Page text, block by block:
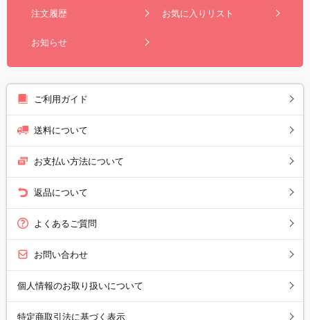
注文履歴 お気に入りリスト
お知らせ
ご利用ガイド
送料について
お支払い方法について
返品について
よくあるご質問
お問い合わせ
個人情報のお取り扱いについて
特定商取引法に基づく表示